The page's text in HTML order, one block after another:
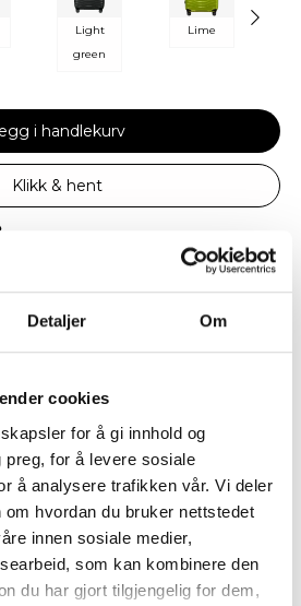
Detaljer Om
cookies
for å gi innhold og
preg, for å levere sosiale
å analysere trafikken vår. Vi deler
hvordan du bruker nettstedet
innen sosiale medier,
som kan kombinere den
du har gjort tilgjengelig for dem,
Light
green
Lime
i handlekurv
Klikk & hent
en koffert som er lett i vekt og
ytre skall er produsert i Roxkin, et
utviklet av Samsonite. Materialet gjennoptar
motstandsdyktig og lett. Det rafinerte
dine reisebehov. Utover det kommer
og fordelsprogram under og etter